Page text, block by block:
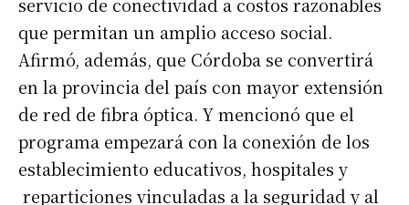
servicio de conectividad a costos razonables
que permitan un amplio acceso social.
Afirmó, además, que Córdoba se convertirá
en la provincia del país con mayor extensión
de red de fibra óptica. Y mencionó que el
programa empezará con la conexión de los
establecimiento educativos, hospitales y
reparticiones vinculadas a la seguridad y al